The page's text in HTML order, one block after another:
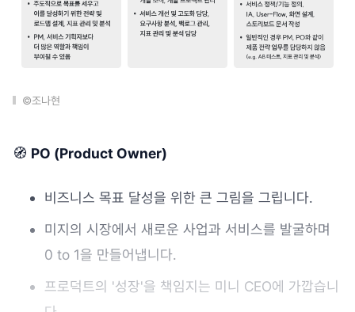
©조나현
🧭 PO (Product Owner)
비즈니스 목표 달성을 위한 큰 그림을 그립니다.
미지의 시장에서 새로운 사업과 서비스를 발굴하며
0 to 1을 만들어냅니다.
프로덕트의 '성장'을 책임지는 미니 CEO에 가깝습니